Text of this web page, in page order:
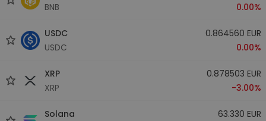
BNB
0.00%
USDC
USDC
0.864560 EUR
0.00%
XRP
XRP
0.878503 EUR
-3.00%
Solana
63.330 EUR